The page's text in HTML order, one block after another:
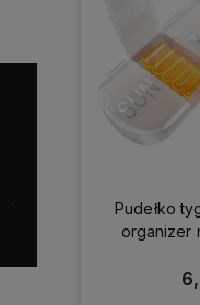
Pudełko
organizer